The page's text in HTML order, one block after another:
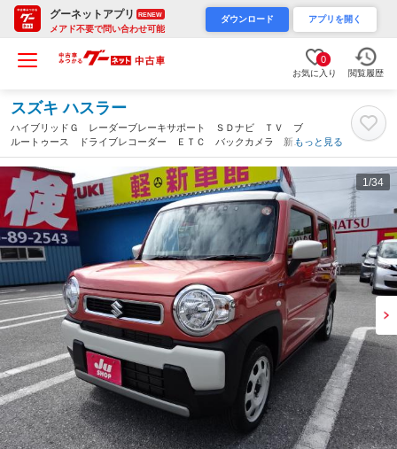
グーネットアプリ RENEW
メアド不要で問い合わせ可能
ダウンロード アプリを開く
0
お気に入り 閲覧履歴
スズキ ハスラー
ハイブリッドＧ レーダーブレーキサポート ＳＤナビ ＴＶ ブ
ルートゥース ドライブレコーダー ＥＴＣ バックカメラ 新品
タイヤ交換 プッシュスタート（沖縄県）
もっと見る
1 /34